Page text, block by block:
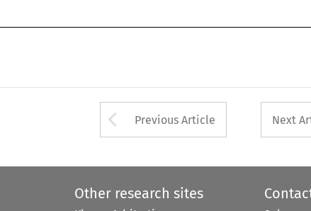
Arrow button used
Previous Article Next
Other research sites